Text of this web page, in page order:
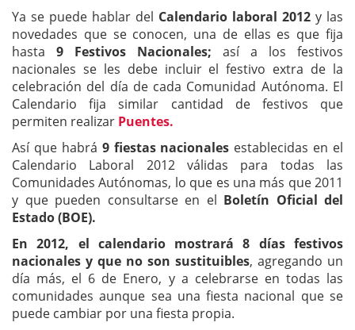
Ya se puede hablar del Calendario laboral 2012 y las
novedades que se conocen, una de ellas es que fija
hasta 9 Festivos Nacionales; así a los festivos
nacionales se les debe incluir el festivo extra de la
celebración del día de cada Comunidad Autónoma. El
Calendario fija similar cantidad de festivos que
permiten realizar Puentes.
Así que habrá 9 fiestas nacionales establecidas en el
Calendario Laboral 2012 válidas para todas las
Comunidades Autónomas, lo que es una más que 2011
y que pueden consultarse en el Boletín Oficial del
Estado (BOE).
En 2012, el calendario mostrará 8 días festivos
nacionales y que no son sustituibles, agregando un
día más, el 6 de Enero, y a celebrarse en todas las
comunidades aunque sea una fiesta nacional que se
puede cambiar por una fiesta propia.